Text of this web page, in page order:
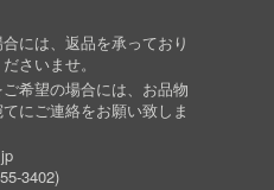
には、返品を承っており
さいませ。
希望の場合には、お品物
にご連絡をお願い致しま
3402)